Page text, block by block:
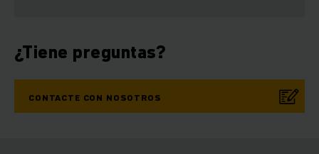
¿Tiene preguntas?
CONTACTE CON NOSOTROS